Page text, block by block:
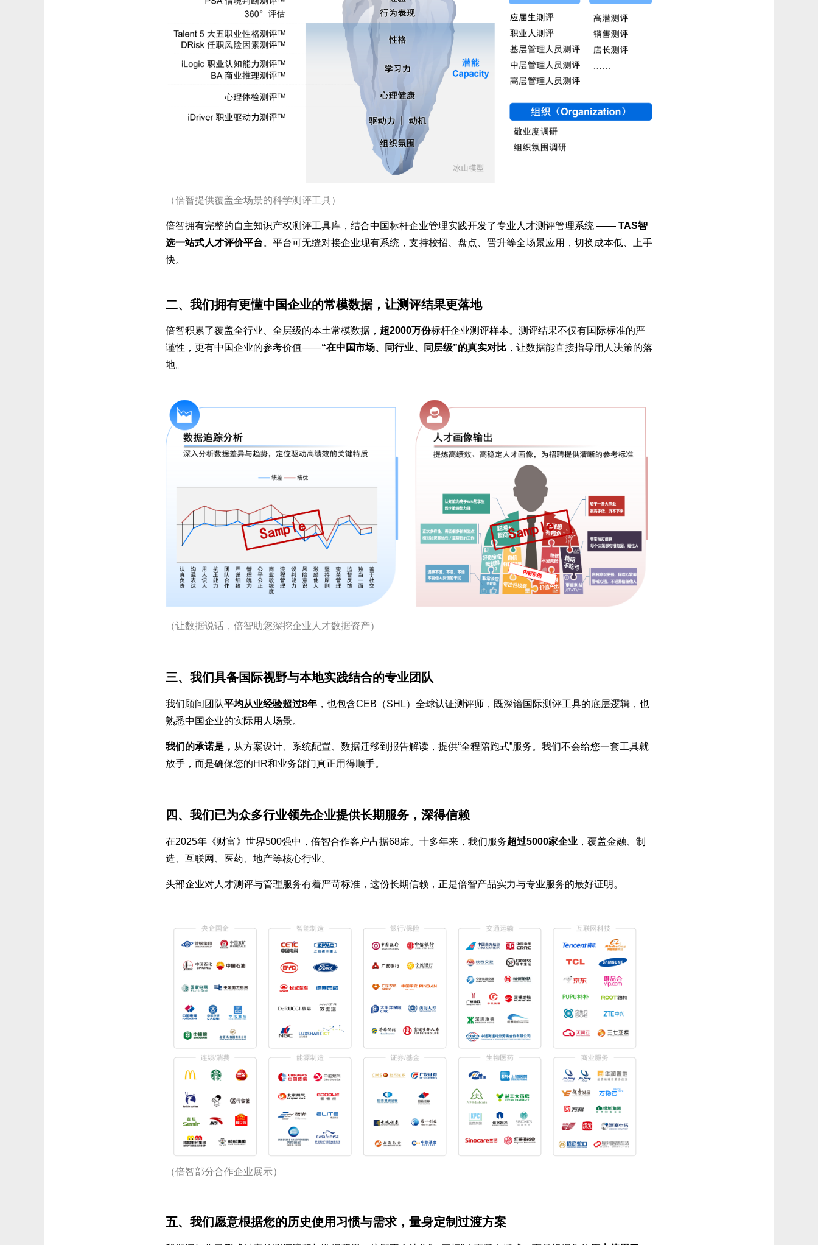
（倍智提供覆盖全场景的科学测评工具）
倍智拥有完整的自主知识产权测评工具库，结合中国标杆企业管理实践开发了专业人才测评管理系统 —— TAS智
选一站式人才评价平台。平台可无缝对接企业现有系统，支持校招、盘点、晋升等全场景应用，切换成本低、上手
快。
二、我们拥有更懂中国企业的常模数据，让测评结果更落地
倍智积累了覆盖全行业、全层级的本土常模数据， 超2000万份标杆企业测评样本。测评结果不仅有国际标准的严
谨性，更有中国企业的参考价值——“在中国市场、同行业、同层级”的真实对比 ，让数据能直接指导用人决策的落
地。
（让数据说话，倍智助您深挖企业人才数据资产）
三、我们具备国际视野与本地实践结合的专业团队
我们顾问团队平均从业经验超过8年 ，也包含CEB（SHL）全球认证测评师，既深谙国际测评工具的底层逻辑，也
熟悉中国企业的实际用人场景。
我们的承诺是， 从方案设计、系统配置、数据迁移到报告解读，提供“全程陪跑式”服务。我们不会给您一套工具就
放手，而是确保您的HR和业务部门真正用得顺手。
四、我们已为众多行业领先企业提供长期服务，深得信赖
在2025年《财富》世界500强中，倍智合作客户占据68席。 十多年来，我们服务超过5000家企业 ，覆盖金融、制
造、互联网、医药、地产等核心行业。
头部企业对人才测评与管理服务有着严苛标准，这份长期信赖，正是倍智产品实力与专业服务的最好证明。
（倍智部分合作企业展示）
五、我们愿意根据您的历史使用习惯与需求，量身定制过渡方案